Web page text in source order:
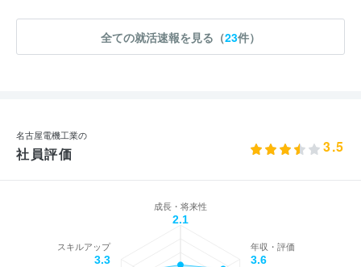
全ての就活速報を見る（23件）
名古屋電機工業の
社員評価 3.5
成長・将来性
2.1
年収・評価
3.6
スキルアップ
3.3